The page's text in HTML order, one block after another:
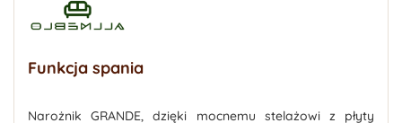
Funkcja spania
Narożnik GRANDE, dzięki mocnemu stelażowi z płyty